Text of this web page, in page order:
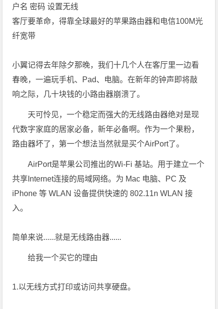
户名 密码 设置无线
客厅要革命，得靠全球最好的苹果路由器和电信100M光
纤宽带
小翼记得去年除夕那晚，我们十几个人在客厅里一边看
春晚，一遍玩手机、Pad、电脑。在新年的钟声即将敲
响之际，几十块钱的小路由器崩溃了。
天可怜见，一个稳定而强大的无线路由器绝对是现
代数字家庭的居家必备，新年必备啊。作为一个果粉，
路由器坏了，第一个想法当然就是买个AirPort了。
AirPort是苹果公司推出的Wi-Fi 基站。用于建立一个
共享Internet连接的局域网络。为 Mac 电脑、PC 及
iPhone 等 WLAN 设备提供快速的 802.11n WLAN 接
入。
简单来说......就是无线路由器......
给我一个买它的理由
1.以无线方式打印或访问共享硬盘。